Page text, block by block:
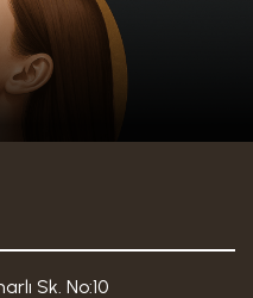
Sk. No:10